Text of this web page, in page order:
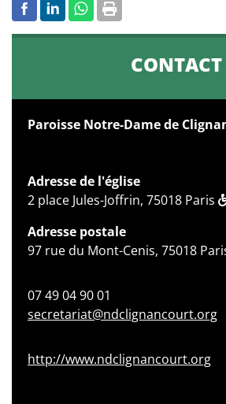
CONTACT
Paroisse Notre-Dame de
Adresse de l'église
2 place Jules-Joffrin, 75018 Paris
Adresse postale
97 rue du Mont-Cenis, 75018
07 49 04 90 01
secretariat@ndclignancourt.org
http://www.ndclignancourt.org